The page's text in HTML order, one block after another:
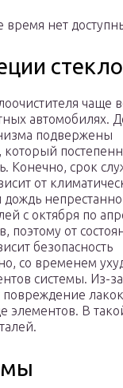
время нет
чаще
автомобилях.
подвержены
который
Конечно, срок
от
непрестанно
с октября по
поэтому от
безопасность
со временем
системы. Из-за
В